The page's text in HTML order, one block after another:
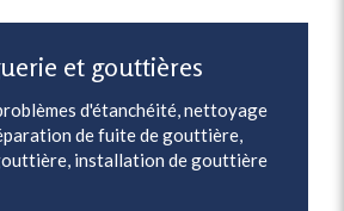
et gouttières
d'étanchéité, nettoyage
de fuite de gouttière,
installation de gouttière